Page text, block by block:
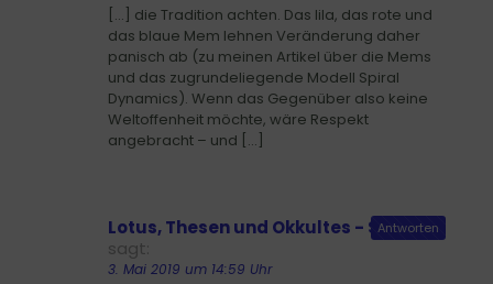
[…] die Tradition achten. Das lila, das rote und
das blaue Mem lehnen Veränderung daher
panisch ab (zu meinen Artikel über die Mems
und das zugrundeliegende Modell Spiral
Dynamics). Wenn das Gegenüber also keine
Weltoffenheit möchte, wäre Respekt
angebracht – und […]
Lotus, Thesen und Okkultes - Soulfit
sagt:
3. Mai 2019 um 14:59 Uhr
Antworten